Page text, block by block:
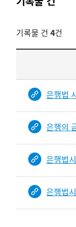
기록물 건 4건
목록
제목을
보여주는
표입니다.
bindDetail
부분공개도이제
은행법
은행의
은행법
은행법